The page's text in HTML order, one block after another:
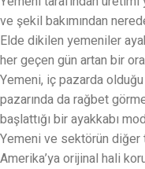
ve şekil bakımından
Elde dikilen yemeniler
her geçen gün artan bir
Yemeni, iç pazarda
pazarında da rağbet
başlattığı bir ayakkabı
Yemeni ve sektörün diğer
Amerika’ya orijinal hali